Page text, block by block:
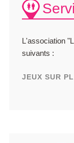
L'association
suivants :
JEUX SUR